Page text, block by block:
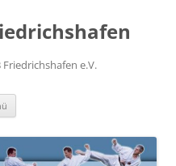
e.V.